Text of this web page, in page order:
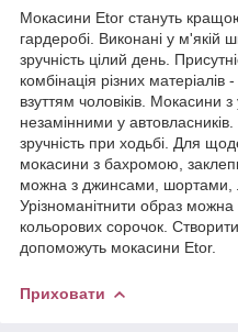
Мокасини Etor стануть
гардеробі. Виконані у м'якій
зручність цілий день.
комбінація різних
взуттям чоловіків. Мокасини
незамінними у
зручність при ходьбі. Для
мокасини з бахромою,
можна з джинсами, шортами,
Урізноманітнити образ
кольорових сорочок.
допоможуть мокасини Etor.
Приховати